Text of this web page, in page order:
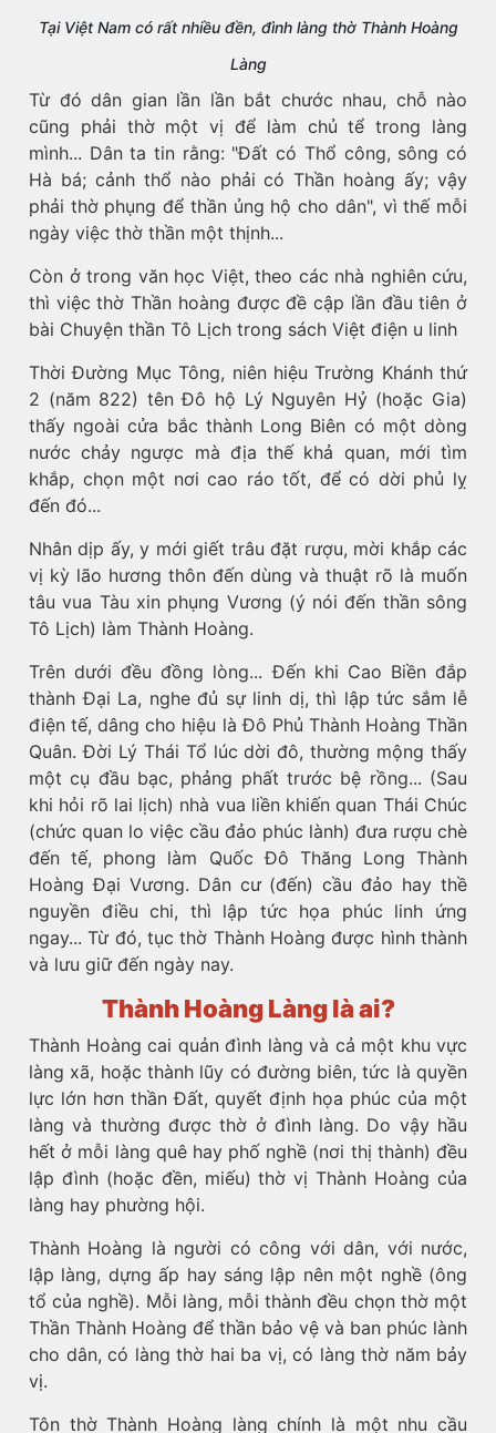
Tại Việt Nam có rất nhiều đền, đình làng thờ Thành Hoàng
Làng
Từ đó dân gian lần lần bắt chước nhau, chỗ nào
cũng phải thờ một vị để làm chủ tể trong làng
mình... Dân ta tin rằng: "Đất có Thổ công, sông có
Hà bá; cảnh thổ nào phải có Thần hoàng ấy; vậy
phải thờ phụng để thần ủng hộ cho dân", vì thế mỗi
ngày việc thờ thần một thịnh...
Còn ở trong văn học Việt, theo các nhà nghiên cứu,
thì việc thờ Thần hoàng được đề cập lần đầu tiên ở
bài Chuyện thần Tô Lịch trong sách Việt điện u linh
Thời Đường Mục Tông, niên hiệu Trường Khánh thứ
2 (năm 822) tên Đô hộ Lý Nguyên Hỷ (hoặc Gia)
thấy ngoài cửa bắc thành Long Biên có một dòng
nước chảy ngược mà địa thế khả quan, mới tìm
khắp, chọn một nơi cao ráo tốt, để có dời phủ lỵ
đến đó...
Nhân dịp ấy, y mới giết trâu đặt rượu, mời khắp các
vị kỳ lão hương thôn đến dùng và thuật rõ là muốn
tâu vua Tàu xin phụng Vương (ý nói đến thần sông
Tô Lịch) làm Thành Hoàng.
Trên dưới đều đồng lòng... Đến khi Cao Biền đắp
thành Đại La, nghe đủ sự linh dị, thì lập tức sắm lễ
điện tế, dâng cho hiệu là Đô Phủ Thành Hoàng Thần
Quân. Đời Lý Thái Tổ lúc dời đô, thường mộng thấy
một cụ đầu bạc, phảng phất trước bệ rồng... (Sau
khi hỏi rõ lai lịch) nhà vua liền khiến quan Thái Chúc
(chức quan lo việc cầu đảo phúc lành) đưa rượu chè
đến tế, phong làm Quốc Đô Thăng Long Thành
Hoàng Đại Vương. Dân cư (đến) cầu đảo hay thề
nguyền điều chi, thì lập tức họa phúc linh ứng
ngay... Từ đó, tục thờ Thành Hoàng được hình thành
và lưu giữ đến ngày nay.
Thành Hoàng Làng là ai?
Thành Hoàng cai quản đình làng và cả một khu vực
làng xã, hoặc thành lũy có đường biên, tức là quyền
lực lớn hơn thần Đất, quyết định họa phúc của một
làng và thường được thờ ở đình làng. Do vậy hầu
hết ở mỗi làng quê hay phố nghề (nơi thị thành) đều
lập đình (hoặc đền, miếu) thờ vị Thành Hoàng của
làng hay phường hội.
Thành Hoàng là người có công với dân, với nước,
lập làng, dựng ấp hay sáng lập nên một nghề (ông
tổ của nghề). Mỗi làng, mỗi thành đều chọn thờ một
Thần Thành Hoàng để thần bảo vệ và ban phúc lành
cho dân, có làng thờ hai ba vị, có làng thờ năm bảy
vị.
Tôn thờ Thành Hoàng làng chính là một nhu cầu